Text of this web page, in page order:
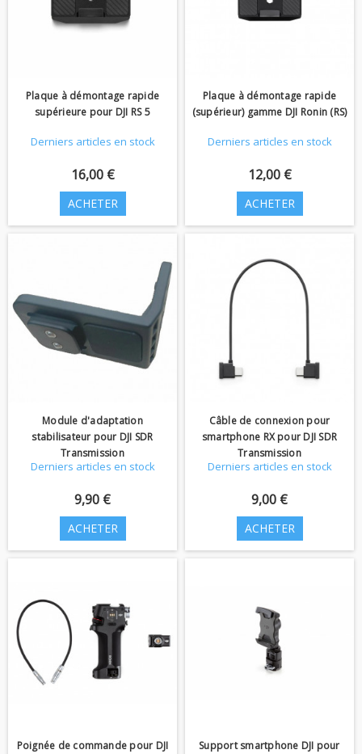
Plaque à démontage rapide
supérieure pour DJI RS 5
Derniers articles en stock
16,00 €
ACHETER
Plaque à démontage rapide
(supérieur) gamme DJI Ronin (RS)
Derniers articles en stock
12,00 €
ACHETER
Module d'adaptation
stabilisateur pour DJI SDR
Transmission
Derniers articles en stock
9,90 €
ACHETER
Câble de connexion pour
smartphone RX pour DJI SDR
Transmission
Derniers articles en stock
9,00 €
ACHETER
Poignée de commande pour DJI
Support smartphone DJI pour